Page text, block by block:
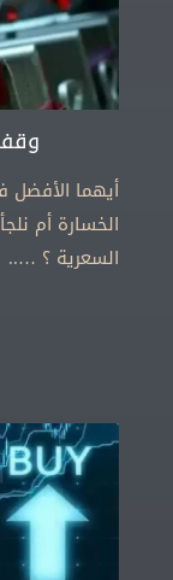
أيهما
الخسارة أم
السعرية ؟ …..